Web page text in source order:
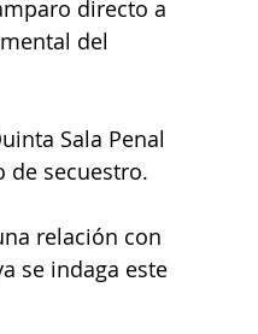
directo a
del
Sala Penal
de secuestro.
relación con
se indaga este